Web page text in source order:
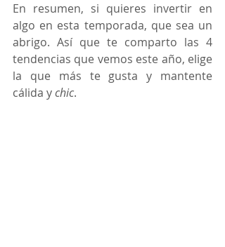
En resumen, si quieres invertir en
algo en esta temporada, que sea un
abrigo. Así que te comparto las 4
tendencias que vemos este año, elige
la que más te gusta y mantente
cálida y chic.